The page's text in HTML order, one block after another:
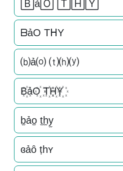
🄱ả🄾 🅃🄷🅈
ᗷảO TᕼY
⒝ả⒪ ⒯⒣⒴
B꙰ảO꙰ T꙰H꙰Y꙰
b̫ảo̫ t̫h̫y̫
ɞảȏ ṭһʏ